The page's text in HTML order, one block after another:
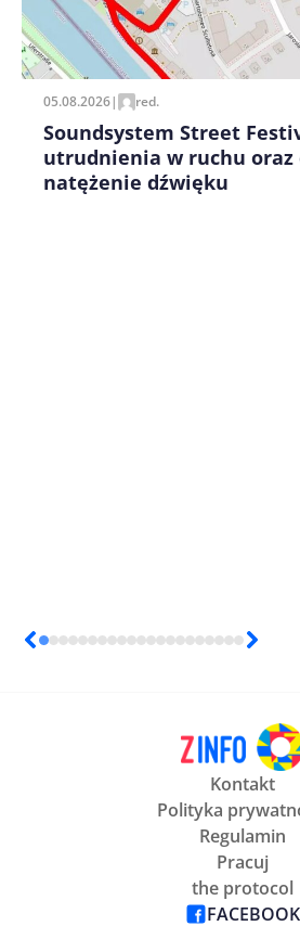
Zapamiętaj moje dane w tej
pisania kolejnych komentarzy.
05.08.2026| red.
Soundsystem Street
utrudnienia w ruchu oraz
natężenie dźwięku
Kontakt
Polityka
Regulamin
Pracuj
the protocol
FACEBOOK